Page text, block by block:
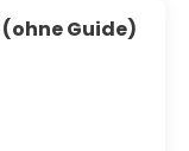
Guide)